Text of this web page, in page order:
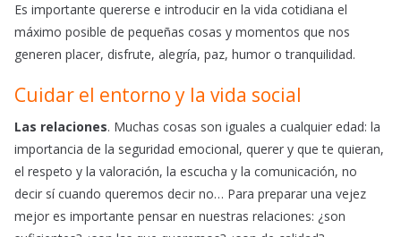
Es importante quererse e introducir en la vida cotidiana el
máximo posible de pequeñas cosas y momentos que nos
generen placer, disfrute, alegría, paz, humor o tranquilidad.
Cuidar el entorno y la vida social
Las relaciones. Muchas cosas son iguales a cualquier edad: la
importancia de la seguridad emocional, querer y que te quieran,
el respeto y la valoración, la escucha y la comunicación, no
decir sí cuando queremos decir no… Para preparar una vejez
mejor es importante pensar en nuestras relaciones: ¿son